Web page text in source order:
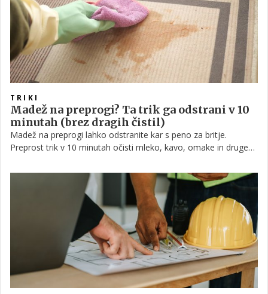
TRIKI
Madež na preprogi? Ta trik ga odstrani v 10
minutah (brez dragih čistil)
Madež na preprogi lahko odstranite kar s peno za britje.
Preprost trik v 10 minutah očisti mleko, kavo, omake in druge